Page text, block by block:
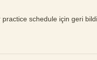
schedule için geri